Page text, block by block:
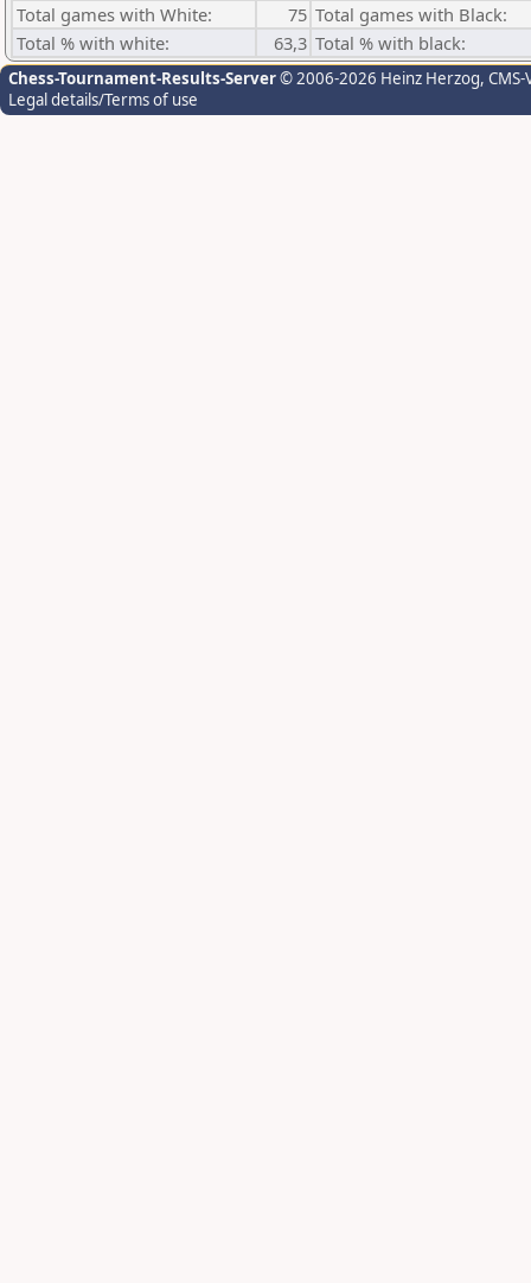
Total games with White:
75 Total games with Black:
Total % with white:
63,3 Total % with black:
Chess-Tournament-Results-Server© 2006-2026 Heinz Herzog,
Legal details/Terms of use